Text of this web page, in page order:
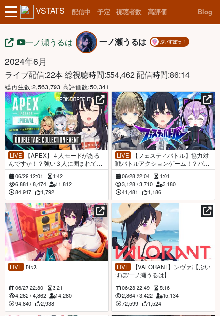
VSTATS 配信中 予定 視聴者数 高評価 Blog
一ノ瀬うるは 一ノ瀬うるは ぶいすぽっ！
2024年6月
ライブ配信:22本 総視聴時間:554,462 配信時間:86:14
総再生数:2,563,793 高評価数:50,341
LIVE
んですか！？強い３人に囲まれて安
全圏から撃ちます👊【ぶいすぽ/一ノ
瀬うるは】
06/29 12:01
1:42
6,881 / 8,474
11,812
84,917
1,792
LIVE
戦バトルアクションゲーム！？バト
っていくう✌【ぶいすぽ/一ノ瀬うる
は】06/28 22:04
1:01
3,128 /3,710
3,180
41,481
1,186
LIVE ﾓｲｯｽ
06/27 22:30
3:21
4,262/ 4,862
14,280
94,840
2,938
LIVE
すぽ/一ノ瀬うるは】
06/23 22:49
5:16
2,864 /3,422
15,134
72,599
1,524